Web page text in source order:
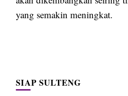
yang semakin meningkat.
SIAP SULTENG